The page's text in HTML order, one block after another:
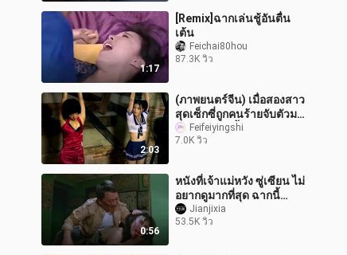
1:17
[Remix]ฉากเล่นชู้อันตื่น
เต้น
Feichai80hou
87.3K วิว
2:03
(ภาพยนตร์จีน) เมื่อสองสาว
สุดเซ็กซี่ถูกคนร้ายจับตัวมา
จะเกิดอะไรขึ้น
Feifeiyingshi
7.0K วิว
0:56
หนังที่เจ้าแม่หวัง ซู่เซียน ไม่
อยากดูมากที่สุด ฉากนี้
สะเทือนใจ!
Jianjixia
53.5K วิว